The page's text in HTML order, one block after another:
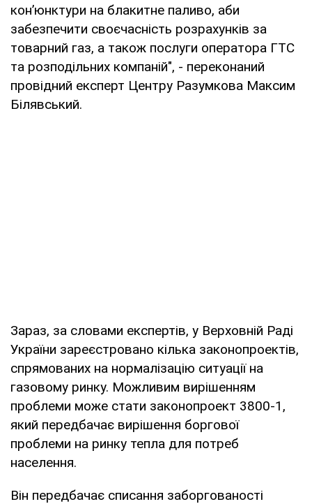
кон’юнктури на блакитне паливо, аби
забезпечити своєчасність розрахунків за
товарний газ, а також послуги оператора ГТС
та розподільних компаній", - переконаний
провідний експерт Центру Разумкова Максим
Білявський.
Зараз, за словами експертів, у Верховній Раді
України зареєстровано кілька законопроектів,
спрямованих на нормалізацію ситуації на
газовому ринку. Можливим вирішенням
проблеми може стати законопроект 3800-1,
який передбачає вирішення боргової
проблеми на ринку тепла для потреб
населення.
Він передбачає списання заборгованості